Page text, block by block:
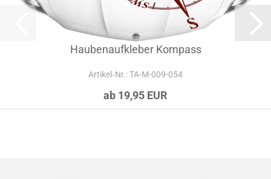
Haubenaufkleber Kompass
Artikel‑Nr.: TA-M-009-054
ab 19,95 EUR